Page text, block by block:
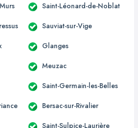
Saint-Léonard-de-Noblat
Sauviat-sur-Vige
Glanges
Meuzac
Saint-Germain-les-Belles
Bersac-sur-Rivalier
Saint-Sulpice-Laurière